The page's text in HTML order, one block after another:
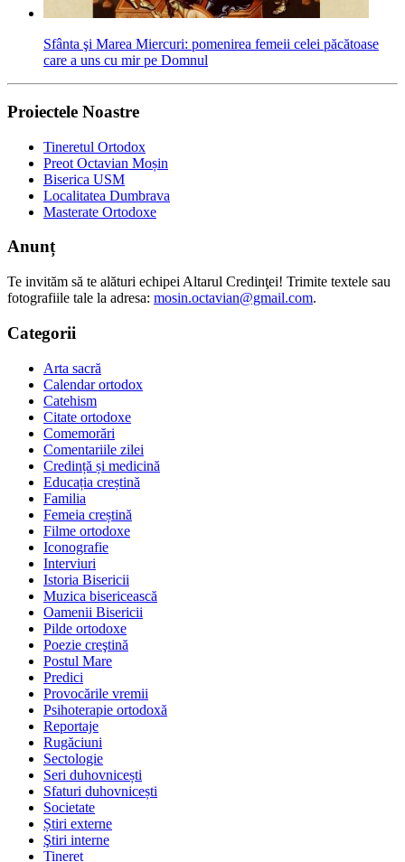
Sfânta şi Marea Miercuri: pomenirea femeii celei păcătoase
care a uns cu mir pe Domnul
Proiectele Noastre
Tineretul Ortodox
Preot Octavian Moșin
Biserica USM
Localitatea Dumbrava
Masterate Ortodoxe
Anunț
Te invităm să te alături echipei Altarul Credinţei! Trimite textele sau
fotografiile tale la adresa: mosin.octavian@gmail.com.
Categorii
Arta sacră
Calendar ortodox
Catehism
Citate ortodoxe
Comemorări
Comentariile zilei
Credință și medicină
Educația creștină
Familia
Femeia creștină
Filme ortodoxe
Iconografie
Interviuri
Istoria Bisericii
Muzica bisericească
Oamenii Bisericii
Pilde ortodoxe
Poezie creştină
Postul Mare
Predici
Provocările vremii
Psihoterapie ortodoxă
Reportaje
Rugăciuni
Sectologie
Seri duhovnicești
Sfaturi duhovnicești
Societate
Știri externe
Ştiri interne
Tineret